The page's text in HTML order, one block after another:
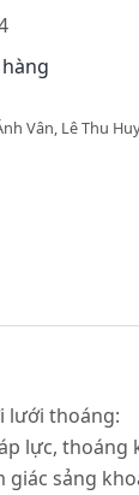
Vân, Lê Thu
lưới thoáng:
lực,
sảng